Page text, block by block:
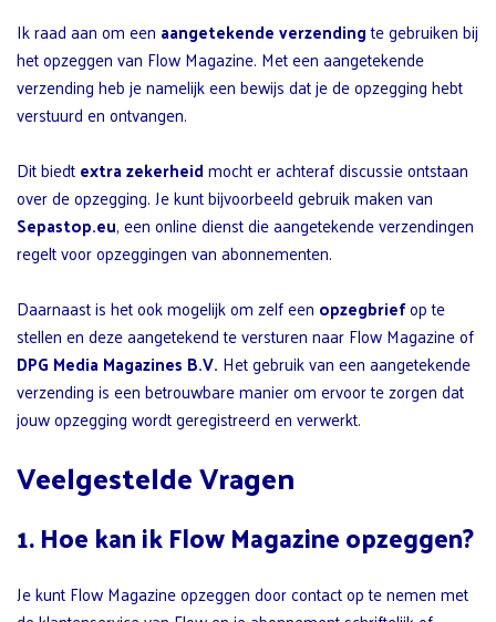
Ik raad aan om een aangetekende verzendingte gebruiken bij
het opzeggen van Flow Magazine. Met een aangetekende
verzending heb je namelijk een bewijs dat je de opzegging hebt
verstuurd en ontvangen.
Dit biedtextra zekerheidmocht er achteraf discussie ontstaan
over de opzegging. Je kunt bijvoorbeeld gebruik maken van
Sepastop.eu, een online dienst die aangetekende verzendingen
regelt voor opzeggingen van abonnementen.
Daarnaast is het ook mogelijk om zelf een opzegbriefop te
stellen en deze aangetekend te versturen naar Flow Magazine of
DPG Media Magazines B.V. Het gebruik van een aangetekende
verzending is een betrouwbare manier om ervoor te zorgen dat
jouw opzegging wordt geregistreerd en verwerkt.
Veelgestelde Vragen
1. Hoe kan ik Flow Magazine opzeggen?
Je kunt Flow Magazine opzeggen door contact op te nemen met